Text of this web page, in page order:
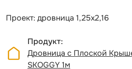
Проект: дровница 1,25х2,16
Продукт
Дровница с Плоской
SKOGGY 1м